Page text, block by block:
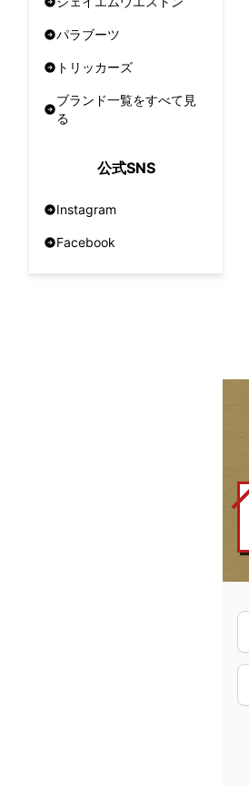
パラブーツ
トリッカーズ
ブランド一覧をすべて見
る
公式SNS
Instagram
Facebook